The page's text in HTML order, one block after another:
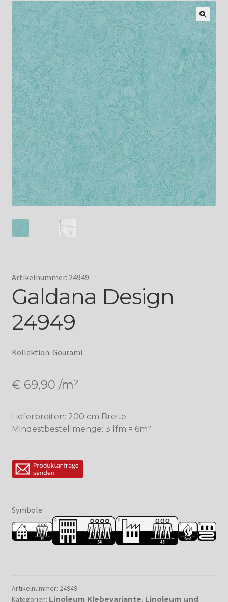
Artikelnummer: 24949
Galdana Design
24949
Kollektion: Gourami
€ 69,90 /m²
Lieferbreiten: 200 cm Breite
Mindestbestellmenge: 3 lfm = 6m²
Symbole:
Artikelnummer: 24949
Kategorien: Linoleum Klebevariante, Linoleum und